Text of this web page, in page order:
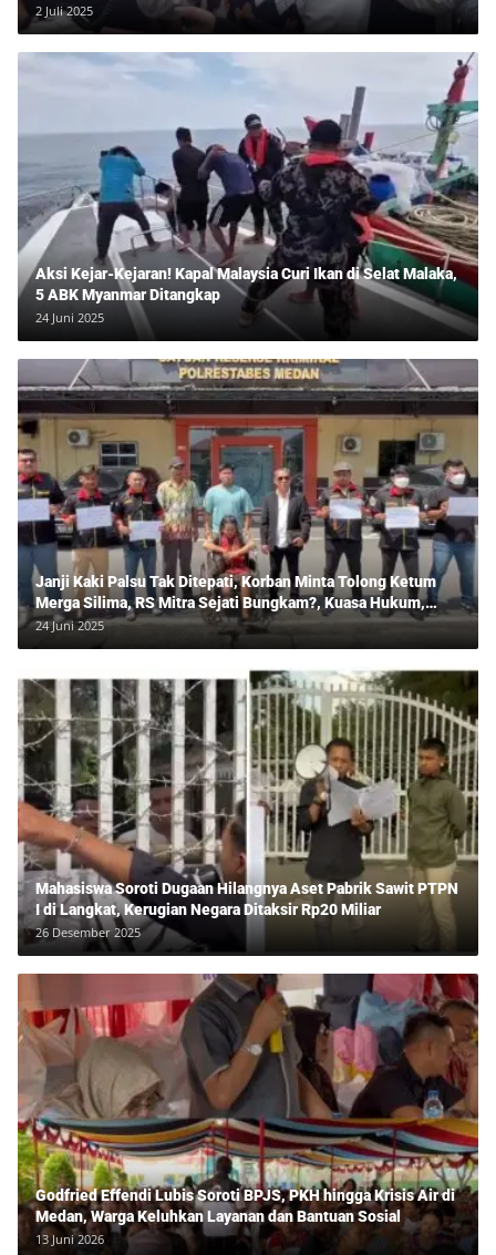
2 Juli 2025
Aksi Kejar-Kejaran! Kapal Malaysia Curi Ikan di Selat Malaka,
5 ABK Myanmar Ditangkap
24 Juni 2025
Janji Kaki Palsu Tak Ditepati, Korban Minta Tolong Ketum
Merga Silima, RS Mitra Sejati Bungkam?, Kuasa Hukum,
Hans Silalahi Dampingi Julita Cari Keadilan
24 Juni 2025
Mahasiswa Soroti Dugaan Hilangnya Aset Pabrik Sawit PTPN
I di Langkat, Kerugian Negara Ditaksir Rp20 Miliar
26 Desember 2025
Godfried Effendi Lubis Soroti BPJS, PKH hingga Krisis Air di
Medan, Warga Keluhkan Layanan dan Bantuan Sosial
13 Juni 2026